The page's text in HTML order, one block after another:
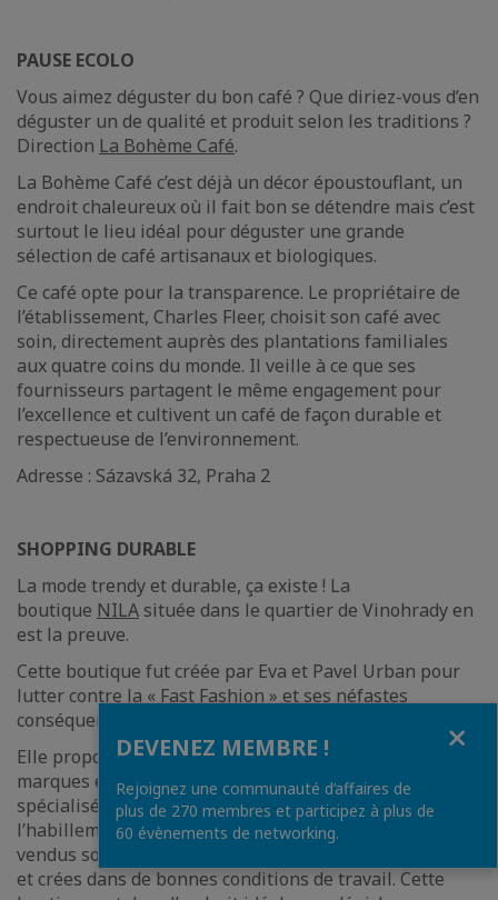
PAUSE ECOLO
Vous aimez déguster du bon café ? Que diriez-vous d’en
déguster un de qualité et produit selon les traditions ?
Direction La Bohème Café.
La Bohème Café c’est déjà un décor époustouflant, un
endroit chaleureux où il fait bon se détendre mais c’est
surtout le lieu idéal pour déguster une grande
sélection de café artisanaux et biologiques.
Ce café opte pour la transparence. Le propriétaire de
l’établissement, Charles Fleer, choisit son café avec
soin, directement auprès des plantations familiales
aux quatre coins du monde. Il veille à ce que ses
fournisseurs partagent le même engagement pour
l’excellence et cultivent un café de façon durable et
respectueuse de l’environnement.
Adresse : Sázavská 32, Praha 2
SHOPPING DURABLE
La mode trendy et durable, ça existe ! La
boutique NILA située dans le quartier de Vinohrady en
est la preuve.
Cette boutique fut créée par Eva et Pavel Urban pour
lutter contre la « Fast Fashion » et ses néfastes
conséquences telles que le travail des enfants.
Elle propose une sélection impressionnante de
marques écologiques venant de partout dans le monde,
spécialisées dans la décoration intérieure,
l’habillement et les accessoires de mode. Les produits
vendus sont fabriqués à partir de matériaux durables
et crées dans de bonnes conditions de travail. Cette
DEVENEZ MEMBRE !
Rejoignez une communauté d’affaires de
plus de 270 membres et participez à plus de
60 évènements de networking.